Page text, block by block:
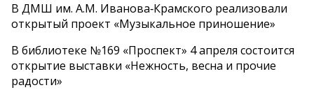
В ДМШ им. А.М. Иванова‑Крамского реализовали
открытый проект «Музыкальное приношение»
В библиотеке №169 «Проспект» 4 апреля состоится
открытие выставки «Нежность, весна и прочие
радости»